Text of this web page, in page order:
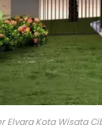
Elvara Kota Wisata